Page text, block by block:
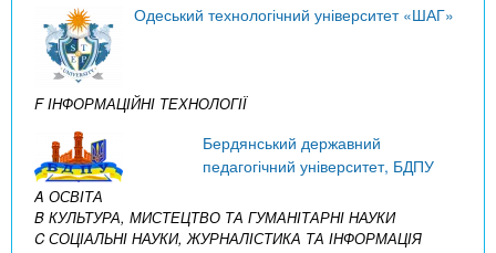
Одеський технологічний університет «ШАГ»
F ІНФОРМАЦІЙНІ ТЕХНОЛОГІЇ
Бердянський державний
педагогічний університет, БДПУ
A ОСВІТА
B КУЛЬТУРА, МИСТЕЦТВО ТА ГУМАНІТАРНІ НАУКИ
C СОЦІАЛЬНІ НАУКИ, ЖУРНАЛІСТИКА ТА ІНФОРМАЦІЯ